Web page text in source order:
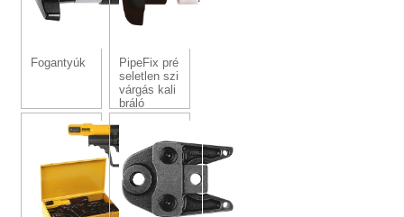
Fogantyúk
PipeFix pré
seletlen szi
várgás kali
bráló